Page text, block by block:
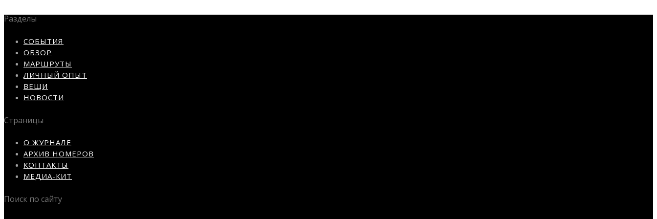
Разделы
СОБЫТИЯ
ОБЗОР
МАРШРУТЫ
ЛИЧНЫЙ ОПЫТ
ВЕЩИ
НОВОСТИ
Страницы
О ЖУРНАЛЕ
АРХИВ НОМЕРОВ
КОНТАКТЫ
МЕДИА-КИТ
Поиск по сайту